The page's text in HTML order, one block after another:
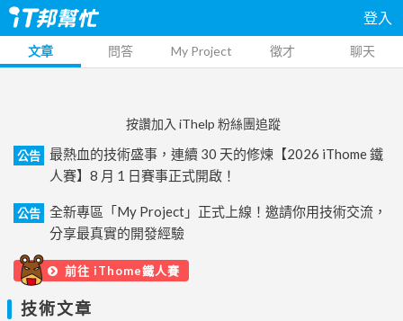
登入
文章 問答 My Project 徵才 聊天
按讚加入 iThelp 粉絲團追蹤
公告
最熱血的技術盛事，連續 30 天的修煉【2026 iThome 鐵
人賽】8 月 1 日賽事正式開啟！
公告
全新專區「My Project」正式上線！邀請你用技術交流，
分享最真實的開發經驗
前往 iThome鐵人賽
技術文章